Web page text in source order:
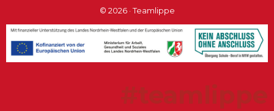
© 2026 · Teamlippe
#teamlippe